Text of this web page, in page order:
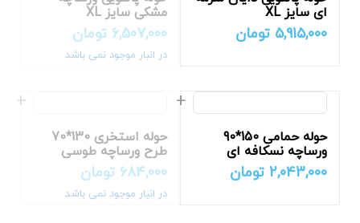
ای سایز XL
5,915,000 تومان
مشکی سایز XL
6,507,000 تومان
در انبار موجود نمی باشد
حوله حمامی 150*90
ورساچه نسکافه ای
2,043,000 تومان
حوله استخری 130*70
طرح ورساچه طوسی
684,000 تومان
در انبار موجود نمی باشد